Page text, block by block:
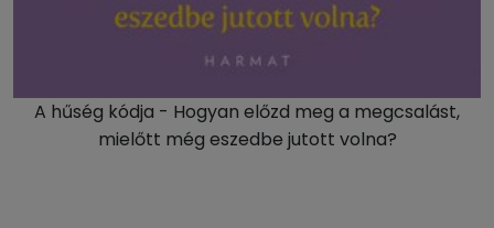
A hűség kódja - Hogyan előzd meg a megcsalást,
mielőtt még eszedbe jutott volna?